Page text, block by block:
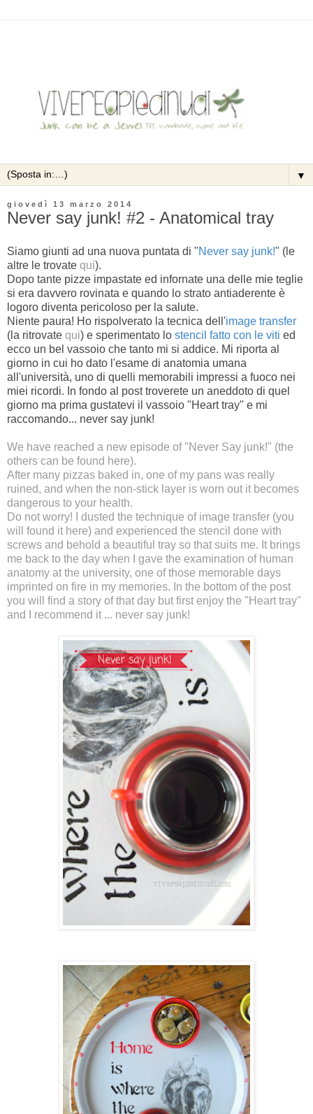
▼
giovedì 13 marzo 2014
Never say junk! #2 - Anatomical tray
Siamo giunti ad una nuova puntata di "Never say junk!" (le
altre le trovate qui).
Dopo tante pizze impastate ed infornate una delle mie teglie
si era davvero rovinata e quando lo strato antiaderente è
logoro diventa pericoloso per la salute.
Niente paura! Ho rispolverato la tecnica dell'image transfer
(la ritrovate qui) e sperimentato lo stencil fatto con le viti ed
ecco un bel vassoio che tanto mi si addice. Mi riporta al
giorno in cui ho dato l'esame di anatomia umana
all'università, uno di quelli memorabili impressi a fuoco nei
miei ricordi. In fondo al post troverete un aneddoto di quel
giorno ma prima gustatevi il vassoio "Heart tray" e mi
raccomando... never say junk!
We have reached a new episode of "Never Say junk!" (the
others can be found here).
After many pizzas baked in, one of my pans was really
ruined, and when the non-stick layer is worn out it becomes
dangerous to your health.
Do not worry! I dusted the technique of image transfer (you
will found it here) and experienced the stencil done with
screws and behold a beautiful tray so that suits me. It brings
me back to the day when I gave the examination of human
anatomy at the university, one of those memorable days
imprinted on fire in my memories. In the bottom of the post
you will find a story of that day but first enjoy the "Heart tray"
and I recommend it ... never say junk!